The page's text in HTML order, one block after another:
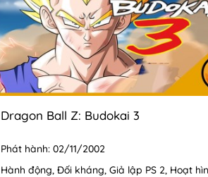
Dragon Ball Z: Budokai 3
Phát hành: 02/11/2002
Hành động Đối kháng Giả lập PS 2 Hoạt